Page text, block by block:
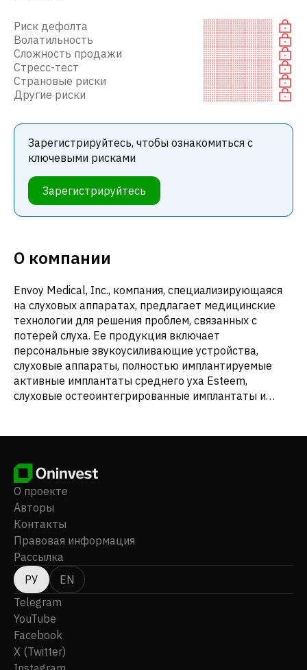
Риск дефолта
Волатильность
Сложность продажи
Стресс-тест
Страновые риски
Другие риски
Зарегистрируйтесь, чтобы ознакомиться с
ключевыми рисками
Зарегистрируйтесь
О компании
Envoy Medical, Inc., компания, специализирующаяся
на слуховых аппаратах, предлагает медицинские
технологии для решения проблем, связанных с
потерей слуха. Ее продукция включает
персональные звукоусиливающие устройства,
слуховые аппараты, полностью имплантируемые
активные имплантаты среднего уха Esteem,
слуховые остеоинтегрированные имплантаты и
сентябре 2023 года сменила название на Envoy
году, ее штаб-квартира находится в городе Уайт-
Беар-Лейк, штат Миннесота.
О проекте
Авторы
Контакты
Правовая информация
Рассылка
РУ
EN
Telegram
YouTube
Facebook
X (Twitter)